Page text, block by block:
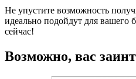
Не упустите возможность
идеально подойдут для вашего
сейчас!
Возможно, вас